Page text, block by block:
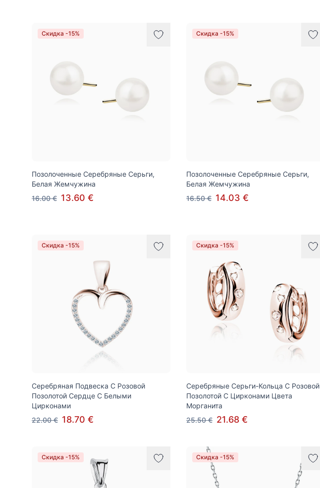
Скидка -15%
Позолоченные Серебряные Серьги,
Белая Жемчужина
16.00 € 13.60 €
Скидка -15%
Позолоченные Серебряные Серьги,
Белая Жемчужина
16.50 € 14.03 €
Скидка -15%
Серебряная Подвеска С Розовой
Позолотой Сердце С Белыми
Цирконами
22.00 € 18.70 €
Скидка -15%
Серебряные Серьги-Кольца С Розовой
Позолотой С Цирконами Цвета
Морганита
25.50 € 21.68 €
Скидка -15% Скидка -15%